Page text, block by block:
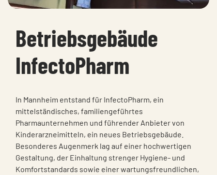
Betriebsgebäude
InfectoPharm
In Mannheim entstand für InfectoPharm, ein
mittelständisches, familiengeführtes
Pharmaunternehmen und führender Anbieter von
Kinderarzneimitteln, ein neues Betriebsgebäude.
Besonderes Augenmerk lag auf einer hochwertigen
Gestaltung, der Einhaltung strenger Hygiene- und
Komfortstandards sowie einer wartungsfreundlichen,